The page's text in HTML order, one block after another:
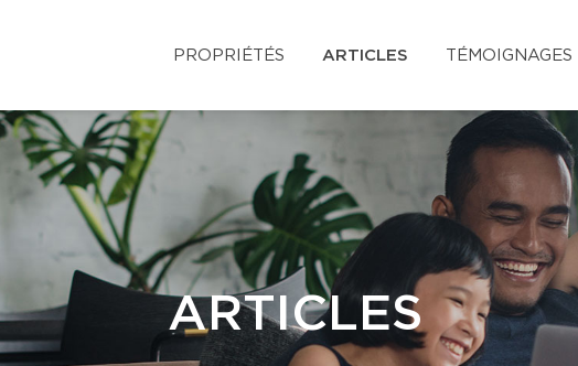
PROPRIÉTÉS ARTICLES TÉMOIGNAGES
ARTICLES